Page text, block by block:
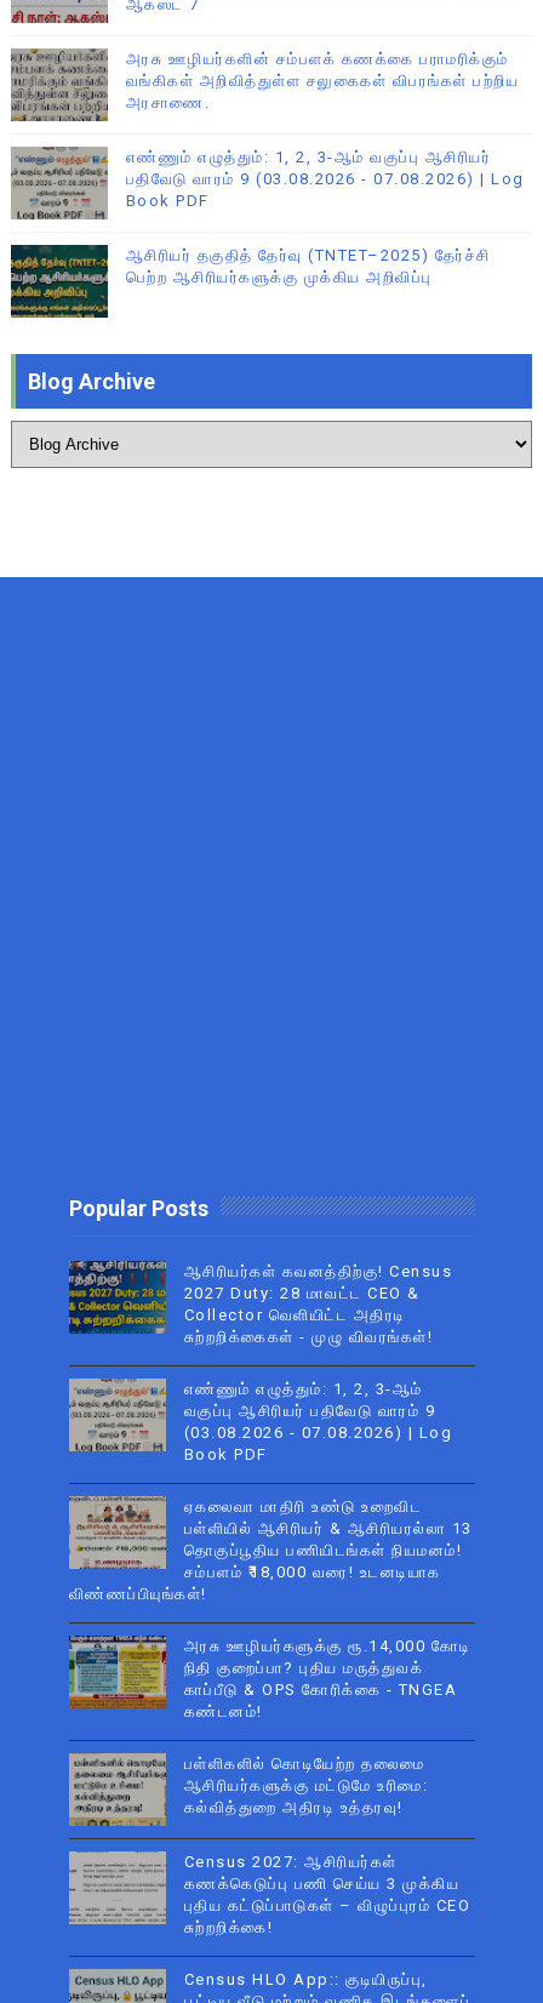
ஆகஸ்ட் 7
அரசு ஊழியர்களின் சம்பளக் கணக்கை பராமரிக்கும்
வங்கிகள் அறிவித்துள்ள சலுகைகள் விபரங்கள் பற்றிய
அரசாணை.
எண்ணும் எழுத்தும்: 1, 2, 3-ஆம் வகுப்பு ஆசிரியர்
பதிவேடு வாரம் 9 (03.08.2026 - 07.08.2026) | Log
Book PDF
ஆசிரியர் தகுதித் தேர்வு (TNTET–2025) தேர்ச்சி
பெற்ற ஆசிரியர்களுக்கு முக்கிய அறிவிப்பு
Blog Archive
Popular Posts
ஆசிரியர்கள் கவனத்திற்கு! Census
2027 Duty: 28 மாவட்ட CEO &
Collector வெளியிட்ட அதிரடி
சுற்றறிக்கைகள் - முழு விவரங்கள்!
எண்ணும் எழுத்தும்: 1, 2, 3-ஆம்
வகுப்பு ஆசிரியர் பதிவேடு வாரம் 9
(03.08.2026 - 07.08.2026) | Log
Book PDF
ஏகலைவா மாதிரி உண்டு உறைவிட
பள்ளியில் ஆசிரியர் & ஆசிரியரல்லா 13
தொகுப்பூதிய பணியிடங்கள் நியமனம்!
சம்பளம் ₹18,000 வரை! உடனடியாக
விண்ணப்பியுங்கள்!
அரசு ஊழியர்களுக்கு ரூ.14,000 கோடி
நிதி குறைப்பா? புதிய மருத்துவக்
காப்பீடு & OPS கோரிக்கை - TNGEA
கண்டனம்!
பள்ளிகளில் கொடியேற்ற தலைமை
ஆசிரியர்களுக்கு மட்டுமே உரிமை:
கல்வித்துறை அதிரடி உத்தரவு!
Census 2027: ஆசிரியர்கள்
கணக்கெடுப்பு பணி செய்ய 3 முக்கிய
புதிய கட்டுப்பாடுகள் – விழுப்புரம் CEO
சுற்றறிக்கை!
Census HLO App:: குடியிருப்பு,